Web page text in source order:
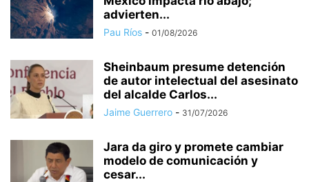
advierten...
Pau Ríos - 01/08/2026
Sheinbaum presume detención
de autor intelectual del asesinato
del alcalde Carlos...
Jaime Guerrero - 31/07/2026
Jara da giro y promete cambiar
modelo de comunicación y
cesar...